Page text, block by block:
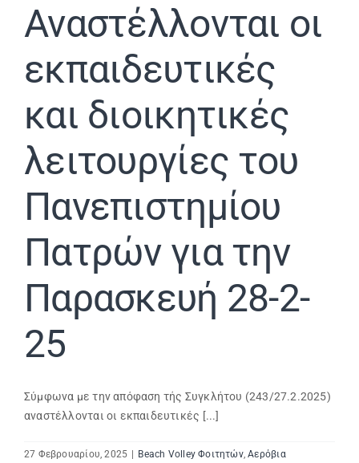
Αναστέλλονται οι
εκπαιδευτικές
και διοικητικές
λειτουργίες του
Πανεπιστημίου
Πατρών για την
Παρασκευή 28-2-
25
Σύμφωνα με την απόφαση τής Συγκλήτου (243/27.2.2025)
αναστέλλονται οι εκπαιδευτικές [...]
27 Φεβρουαρίου, 2025 Beach Volley Φοιτητών,Αερόβια